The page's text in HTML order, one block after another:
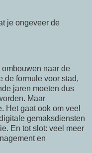
je ongeveer de
naar de
de formule voor stad,
jaren moeten dus
Maar
Het gaat ook om veel
gemaksdiensten
En tot slot: veel meer
en